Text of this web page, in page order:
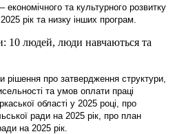
та культурного розвитку
рік та низку інших програм.
рішення про затвердження структури,
та умов оплати праці
області у 2025 році, про
ради на 2025 рік, про план
на 2025 рік.